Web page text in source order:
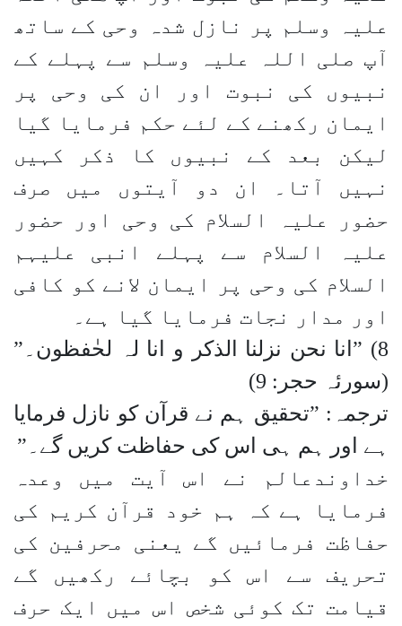
علیہ وسلم پر نازل شدہ وحی کے ساتھ
آپ صلی اللہ علیہ وسلم سے پہلے کے
نبیوں کی نبوت اور ان کی وحی پر
ایمان رکھنے کے لئے حکم فرمایا گیا
لیکن بعد کے نبیوں کا ذکر کہیں
نہیں آتا۔ ان دو آیتوں میں صرف
حضور علیہ السلام کی وحی اور حضور
علیہ السلام سے پہلے انبی علیہم
السلام کی وحی پر ایمان لانے کو کافی
اور مدار نجات فرمایا گیا ہے۔
8) ”انا نحن نزلنا الذکر و انا لہ لحٰفظون۔”
(سورئہ حجر: 9)
ترجمہ: ”تحقیق ہم نے قرآن کو نازل فرمایا
ہے اور ہم ہی اس کی حفاظت کریں گے۔”
خداوندعالم نے اس آیت میں وعدہ
فرمایا ہے کہ ہم خود قرآن کریم کی
حفاظت فرمائیں گے یعنی محرفین کی
تحریف سے اس کو بچائے رکھیں گے
قیامت تک کوئی شخص اس میں ایک حرف